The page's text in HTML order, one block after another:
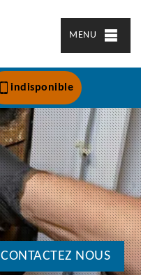
MENU
indisponible
CONTACTEZ NOUS